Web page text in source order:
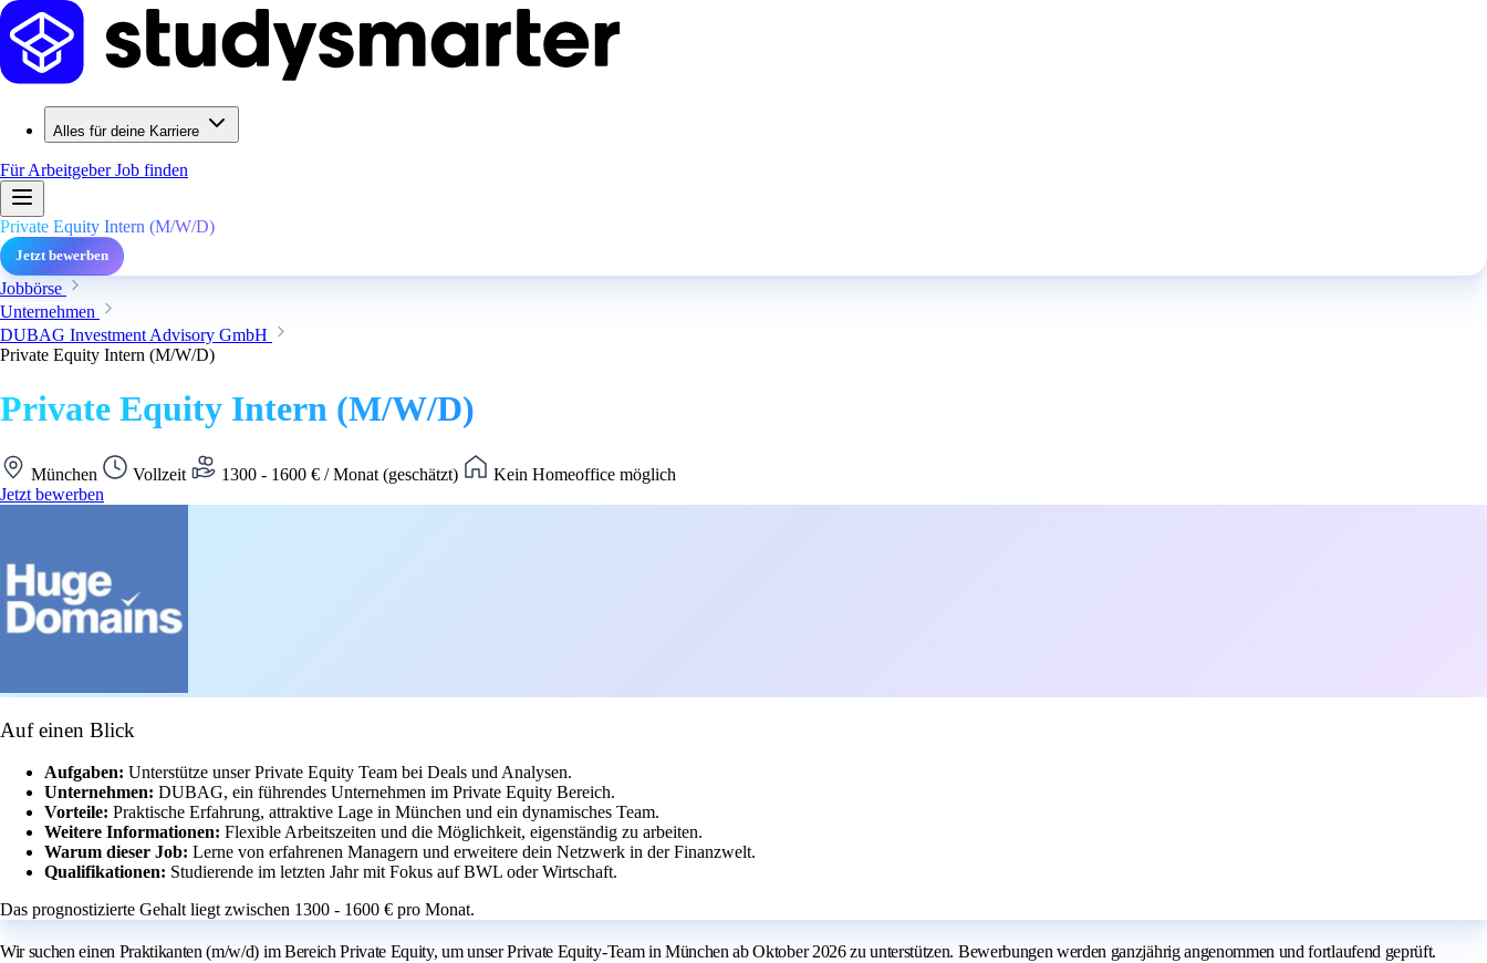
Alles für deine Karriere
Für ArbeitgeberJob finden
Private Equity Intern (M/W/D)
Jetzt bewerben
Jobbörse
Unternehmen
DUBAG Investment Advisory GmbH
Private Equity Intern (M/W/D)
Private Equity Intern (M/W/D)
München Vollzeit 1300 - 1600 € / Monat (geschätzt)
Kein Homeoffice möglich
Jetzt bewerben
Auf einen Blick
Aufgaben: Unterstütze unser Private Equity Team bei Deals und Analysen.
Unternehmen: DUBAG, ein führendes Unternehmen im Private Equity Bereich.
Vorteile: Praktische Erfahrung, attraktive Lage in München und ein dynamisches Team.
Weitere Informationen: Flexible Arbeitszeiten und die Möglichkeit, eigenständig zu arbeiten.
Warum dieser Job: Lerne von erfahrenen Managern und erweitere dein Netzwerk in der Finanzwelt.
Qualifikationen: Studierende im letzten Jahr mit Fokus auf BWL oder Wirtschaft.
Das prognostizierte Gehalt liegt zwischen 1300 - 1600 € pro Monat.
Wir suchen einen Praktikanten (m/w/d) im Bereich Private Equity, um unser Private Equity-Team in München ab Oktober 2026 zu unterstützen. Bewerbungen werden ganzjährig angenommen und fortlaufend geprüft.